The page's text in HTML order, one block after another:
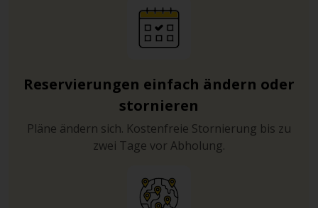
Reservierungen einfach ändern oder
stornieren
Pläne ändern sich. Kostenfreie Stornierung bis zu
zwei Tage vor Abholung.